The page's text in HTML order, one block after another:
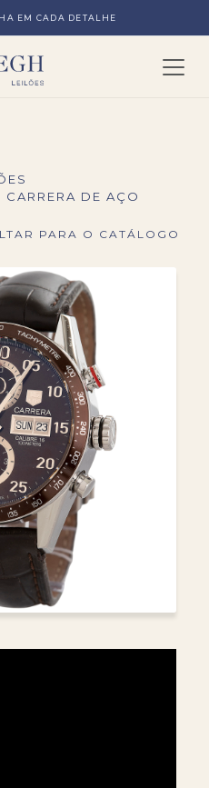
EM CADA DETALHE
CARRERA DE AÇO
PARA O CATÁLOGO